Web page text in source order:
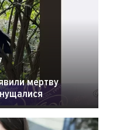
мертву